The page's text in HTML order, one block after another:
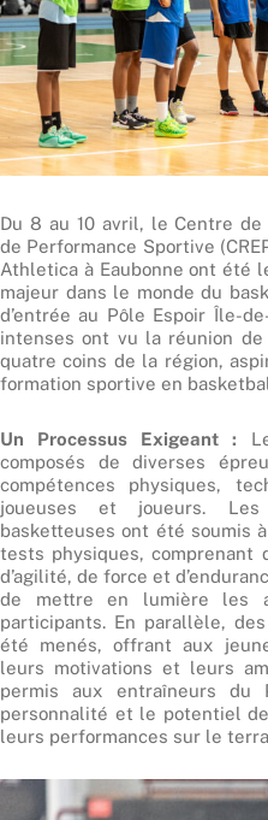
Du 8 au 10 avril, le Centre de
de Performance Sportive
Athletica à Eaubonne ont été
majeur dans le monde du
d’entrée au Pôle Espoir Île-
intenses ont vu la réunion
quatre coins de la région,
formation sportive en
Un Processus Exigeant :
composés de diverses
compétences physiques,
joueuses et joueurs.
basketteuses ont été soumis
tests physiques, comprenant
d’agilité, de force et
de mettre en lumière les
participants. En parallèle,
été menés, offrant aux
leurs motivations et leurs
permis aux entraîneurs
personnalité et le potentiel
leurs performances sur le